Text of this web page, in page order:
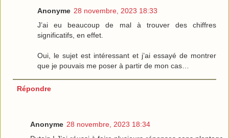
Anonyme 28 novembre, 2023 18:33
J’ai eu beaucoup de mal à trouver des chiffres
significatifs, en effet.
Oui, le sujet est intéressant et j’ai essayé de montrer
que je pouvais me poser à partir de mon cas…
Répondre
Anonyme 28 novembre, 2023 18:34